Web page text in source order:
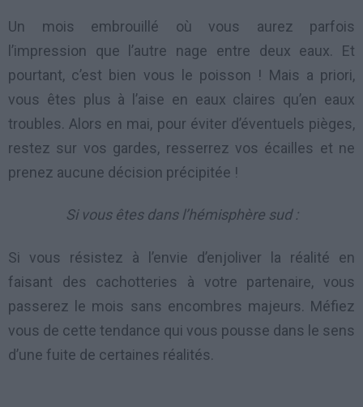
Un mois embrouillé où vous aurez parfois
l’impression que l’autre nage entre deux eaux. Et
pourtant, c’est bien vous le poisson ! Mais a priori,
vous êtes plus à l’aise en eaux claires qu’en eaux
troubles. Alors en mai, pour éviter d’éventuels pièges,
restez sur vos gardes, resserrez vos écailles et ne
prenez aucune décision précipitée !
Si vous êtes dans l’hémisphère sud :
Si vous résistez à l’envie d’enjoliver la réalité en
faisant des cachotteries à votre partenaire, vous
passerez le mois sans encombres majeurs. Méfiez
vous de cette tendance qui vous pousse dans le sens
d’une fuite de certaines réalités.